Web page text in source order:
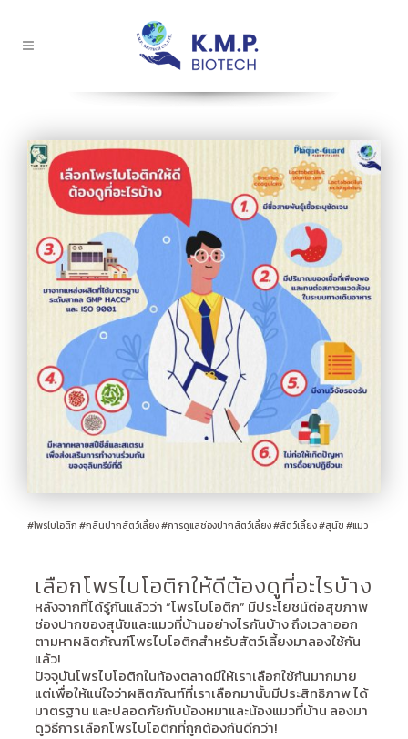
#โพรไบโอติก #กลิ่นปากสัตว์เลี้ยง#การดูแลช่องปากสัตว์เลี้ยง#สัตว์เลี้ยง#สุนัข #แมว
เลือกโพรไบโอติกให้ดีต้องดูที่อะไรบ้าง
หลังจากที่ได้รู้กันแล้วว่า “โพรไบโอติก” มีประโยชน์ต่อสุขภาพ
ช่องปากของสุนัขและแมวที่บ้านอย่างไรกันบ้าง ถึงเวลาออก
ตามหาผลิตภัณฑ์โพรไบโอติกสำหรับสัตว์เลี้ยงมาลองใช้กัน
แล้ว!
ปัจจุบันโพรไบโอติกในท้องตลาดมีให้เราเลือกใช้กันมากมาย
แต่เพื่อให้แน่ใจว่าผลิตภัณฑ์ที่เราเลือกมานั้นมีประสิทธิภาพ ได้
มาตรฐาน และปลอดภัยกับน้องหมาและน้องแมวที่บ้าน ลองมา
ดูวิธีการเลือกโพรไบโอติกที่ถูกต้องกันดีกว่า!